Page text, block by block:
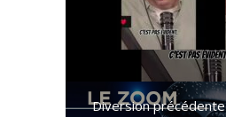
Diversion précédente